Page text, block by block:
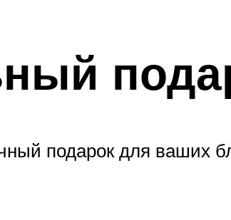
подарок для ваших